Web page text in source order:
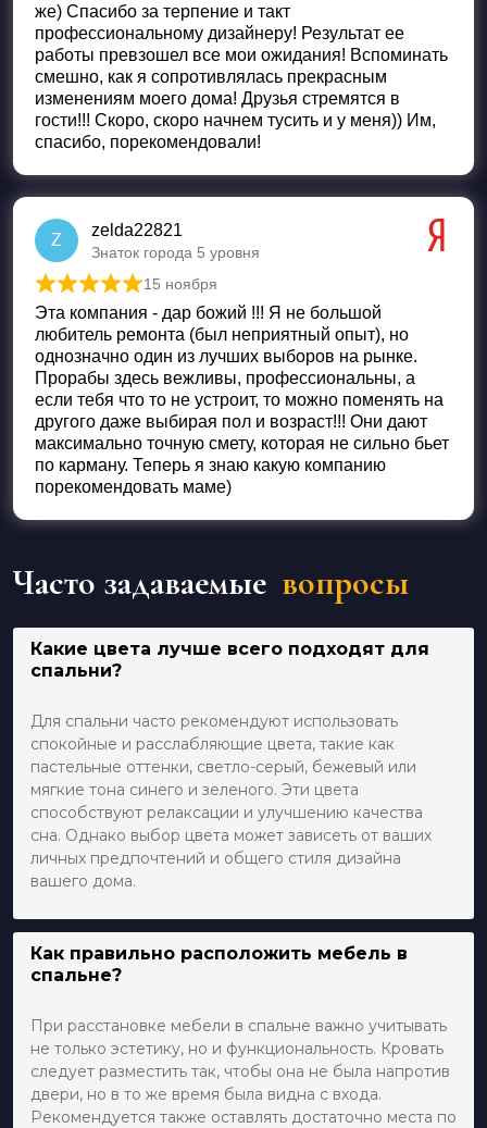
же) Спасибо за терпение и такт
профессиональному дизайнеру! Результат ее
работы превзошел все мои ожидания! Вспоминать
смешно, как я сопротивлялась прекрасным
изменениям моего дома! Друзья стремятся в
гости!!! Скоро, скоро начнем тусить и у меня)) Им,
спасибо, порекомендовали!
Z
zelda22821
Знаток города 5 уровня
Оценка5 из 5
15 ноября
Эта компания - дар божий !!! Я не большой
любитель ремонта (был неприятный опыт), но
однозначно один из лучших выборов на рынке.
Прорабы здесь вежливы, профессиональны, а
если тебя что то не устроит, то можно поменять на
другого даже выбирая пол и возраст!!! Они дают
максимально точную смету, которая не сильно бьет
по карману. Теперь я знаю какую компанию
порекомендовать маме)
Часто задаваемые вопросы
Какие цвета лучше всего подходят для
спальни?
Для спальни часто рекомендуют использовать
спокойные и расслабляющие цвета, такие как
пастельные оттенки, светло-серый, бежевый или
мягкие тона синего и зеленого. Эти цвета
способствуют релаксации и улучшению качества
сна. Однако выбор цвета может зависеть от ваших
личных предпочтений и общего стиля дизайна
вашего дома.
Как правильно расположить мебель в
спальне?
При расстановке мебели в спальне важно учитывать
не только эстетику, но и функциональность. Кровать
следует разместить так, чтобы она не была напротив
двери, но в то же время была видна с входа.
Рекомендуется также оставлять достаточно места по